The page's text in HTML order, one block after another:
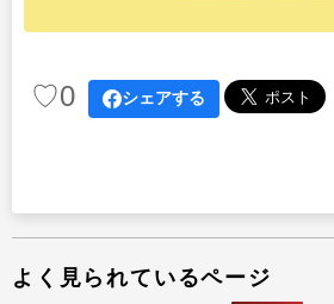
イベント・セミナー
♡0 シェアする
よく見られているページ